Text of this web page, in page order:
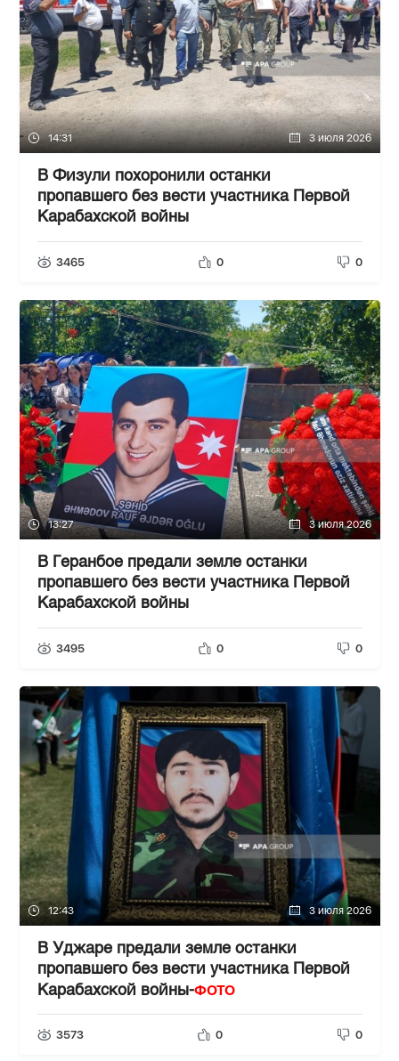
14:31 3 июля 2026
В Физули похоронили останки
пропавшего без вести участника Первой
Карабахской войны
3465 0 0
13:27 3 июля 2026
В Геранбое предали земле останки
пропавшего без вести участника Первой
Карабахской войны
3495 0 0
12:43 3 июля 2026
В Уджаре предали земле останки
пропавшего без вести участника Первой
Карабахской войны-ФОТО
3573 0 0